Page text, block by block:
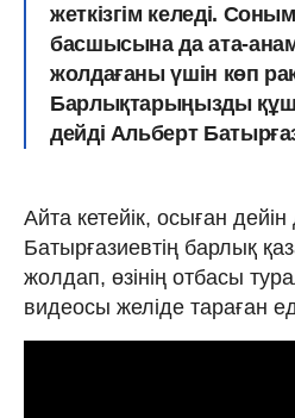
жеткізгім келеді.
басшысына да ата-
жолдағаны үшін көп
Барлықтарыңызды
дейді Альберт
Айта кетейік, осыған
Батырғазиевтің барлық
жолдап, өзінің отбасы
видеосы желіде тараған